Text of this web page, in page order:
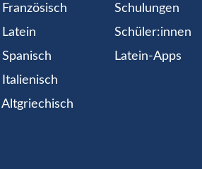
Schulungen
Schüler:innen
Latein-Apps